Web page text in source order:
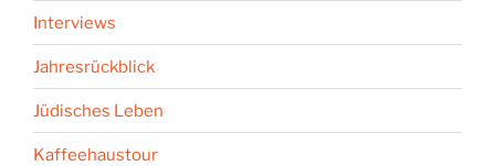
Interviews
Jahresrückblick
Jüdisches Leben
Kaffeehaustour